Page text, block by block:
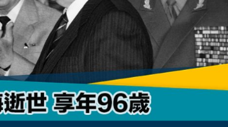
貿易及消費表現
女子損失近6900萬元
蔡德粦接任
勢
易順差達1125億美元
萬億日圓干預創新高
存緊張